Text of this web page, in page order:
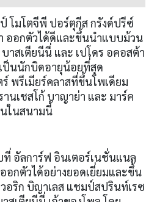
โมโตจีพี ปอร์ตุกีส กรังด์ปรีซ์
ออกตัวได้ดีและขึ้นนำแบบม้วน
าสเตียนีนี่ และ เปโดร อคอสต้า
ป็นนักบิดอายุน้อยที่สุด
พรีเมียร์คลาสที่ขึ้นโพเดียม
นเชสโก้ บาญาย่า และ มาร์ค
ในสนามนี้
ที่ อัลการ์ฟ อินเตอร์เนชั่นแนล
อกตัวได้อย่างยอดเยี่ยมและขึ้น
อริก บิญาเลส แชมป์สปรินท์เรซ